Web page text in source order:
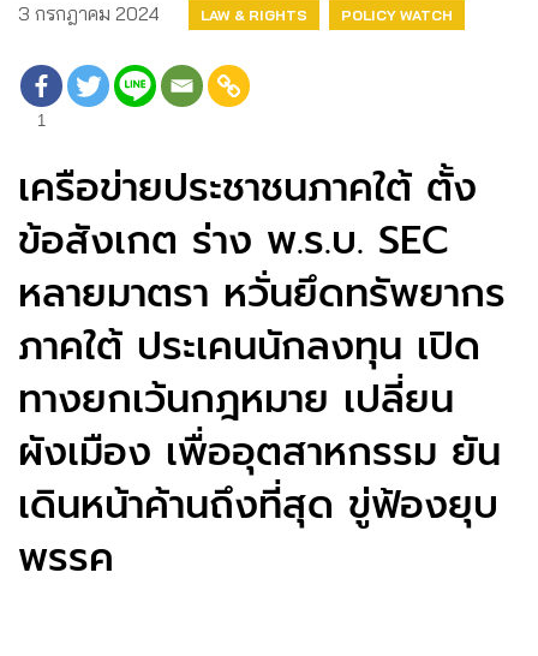
3 กรกฎาคม 2024 LAW & RIGHTS POLICY WATCH
1
เครือข่ายประชาชนภาคใต้ ตั้ง
ข้อสังเกต ร่าง พ.ร.บ. SEC
หลายมาตรา หวั่นยึดทรัพยากร
ภาคใต้ ประเคนนักลงทุน เปิด
ทางยกเว้นกฎหมาย เปลี่ยน
ผังเมือง เพื่ออุตสาหกรรม ยัน
เดินหน้าค้านถึงที่สุด ขู่ฟ้องยุบ
พรรค